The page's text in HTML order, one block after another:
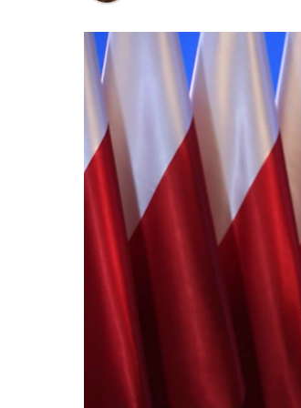
Otázky spojené s
oblastí. Fórum AI bude
prezentací, workshopů
inteligence ve
diskutovat problémy a
technologickým
výzkumu a moderních
Evropské unii obnovit
nutnosti zajistit